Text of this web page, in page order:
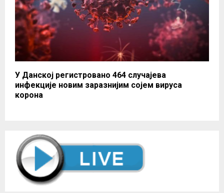
У Данској регистровано 464 случајева
инфекције новим заразнијим сојем вируса
корона